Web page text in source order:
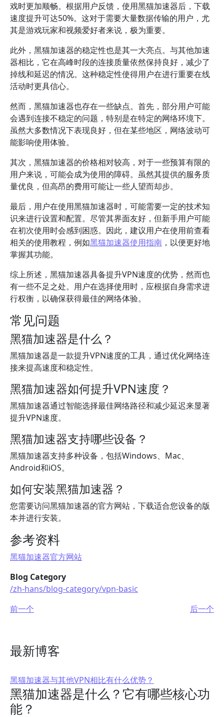
戏时更加顺畅。根据用户反馈，使用黑猫加速器后，下载
速度提升可达50%。这对于需要大量数据传输的用户，尤
其是游戏玩家和视频爱好者来说，极为重要。
此外，黑猫加速器的稳定性也是其一大亮点。与其他加速
器相比，它在高峰时段的连接质量依然保持良好，减少了
掉线和延迟的情况。这种稳定性使得用户在进行重要在线
活动时更具信心。
然而，黑猫加速器也存在一些缺点。首先，部分用户可能
会遇到连接不稳定的问题，特别是在特定的网络环境下。
虽然大多数情况下表现良好，但在某些地区，网络波动可
能影响使用体验。
其次，黑猫加速器的价格相对较高，对于一些预算有限的
用户来说，可能会成为使用的障碍。虽然其提供的服务质
量优良，但高昂的费用可能让一些人望而却步。
最后，用户在使用黑猫加速器时，可能需要一定的技术知
识来进行设置和配置。尽管其界面友好，但新手用户可能
在初次使用时会感到困惑。因此，建议用户在使用前查看
相关的使用教程，例如黑猫加速器使用指南 ，以便更好地
掌握其功能。
综上所述，黑猫加速器具备提升VPN速度的优势，然而也
有一些不足之处。用户在选择使用时，应根据自身需求进
行权衡，以确保获得最佳的网络体验。
常见问题
黑猫加速器是什么？
黑猫加速器是一款提升VPN速度的工具，通过优化网络连
接来提高速度和稳定性。
黑猫加速器如何提升VPN速度？
黑猫加速器通过智能选择最佳网络路径和减少延迟来显著
提升VPN速度。
黑猫加速器支持哪些设备？
黑猫加速器支持多种设备，包括Windows、Mac、
Android和iOS。
如何安装黑猫加速器？
您需要访问黑猫加速器的官方网站，下载适合您设备的版
本并进行安装。
参考资料
黑猫加速器官方网站
Blog Category
/zh-hans/blog-category/vpn-basic
前一个
后一个
最新博客
黑猫加速器与其他VPN相比有什么优势？
黑猫加速器是什么？它有哪些核心功
能？